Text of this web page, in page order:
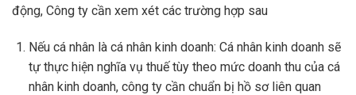
động, Công ty cần xem xét các trường hợp sau
Nếu cá nhân là cá nhân kinh doanh: Cá nhân kinh doanh sẽ
tự thực hiện nghĩa vụ thuế tùy theo mức doanh thu của cá
nhân kinh doanh, công ty cần chuẩn bị hồ sơ liên quan